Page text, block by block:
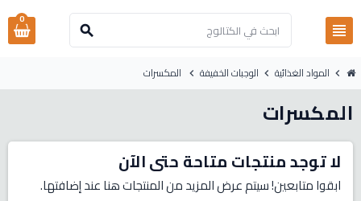
view_headline
search
0
chevron_right المواد الغذائية chevron_right الوجبات الخفيفة chevron_right المكسرات
المكسرات
لا توجد منتجات متاحة حتى الآن
ابقوا متابعين! سيتم عرض المزيد من المنتجات هنا عند إضافتها.